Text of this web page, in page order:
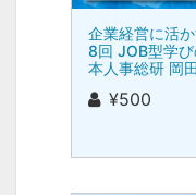
企業経営に活
8回 JOB型学
本人事総研 岡
¥500